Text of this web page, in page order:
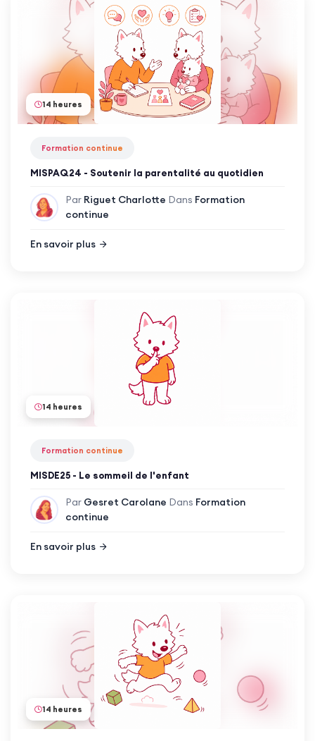
14 heures
Formation continue
MISPAQ24 - Soutenir la parentalité au quotidien
Par Riguet Charlotte Dans Formation
continue
En savoir plus
14 heures
Formation continue
MISDE25 - Le sommeil de l'enfant
Par Gesret Carolane Dans Formation
continue
En savoir plus
14 heures